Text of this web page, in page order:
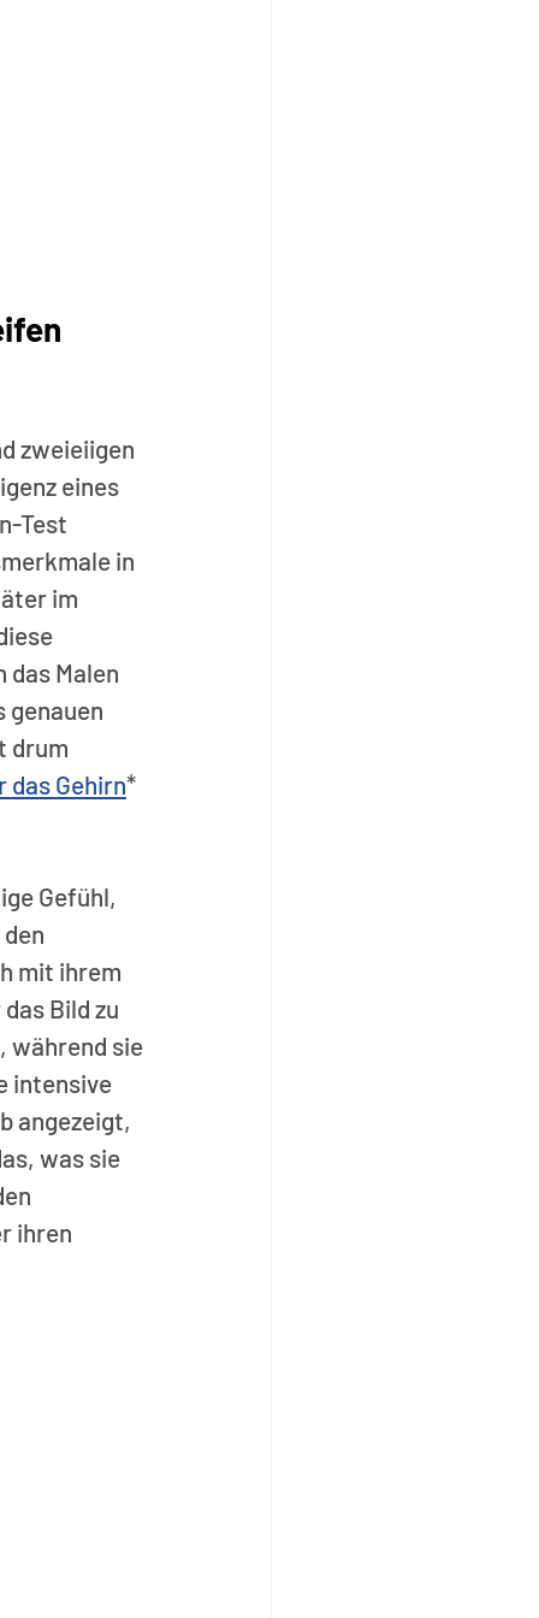
zweieiigen
eines
Test
in
im
Malen
genauen
drum
Gehirn*
Gefühl,
mit ihrem
Bild zu
während sie
intensive
angezeigt,
was sie
ihren